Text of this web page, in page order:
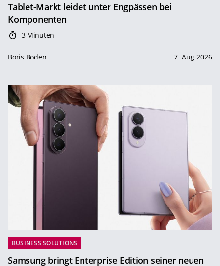
Tablet-Markt leidet unter Engpässen bei
Komponenten
3 Minuten
Boris Boden 7. Aug 2026
BUSINESS SOLUTIONS
Samsung bringt Enterprise Edition seiner neuen